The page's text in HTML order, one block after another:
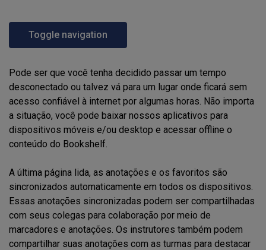
Toggle navigation
Pode ser que você tenha decidido passar um tempo
desconectado ou talvez vá para um lugar onde ficará sem
acesso confiável à internet por algumas horas. Não importa
a situação, você pode baixar nossos aplicativos para
dispositivos móveis e/ou desktop e acessar offline o
conteúdo do Bookshelf.
A última página lida, as anotações e os favoritos são
sincronizados automaticamente em todos os dispositivos.
Essas anotações sincronizadas podem ser compartilhadas
com seus colegas para colaboração por meio de
marcadores e anotações. Os instrutores também podem
compartilhar suas anotações com as turmas para destacar